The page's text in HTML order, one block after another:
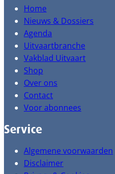
Home
Nieuws & Dossiers
Agenda
Uitvaartbranche
Vakblad Uitvaart
Shop
Over ons
Contact
Voor abonnees
Service
Algemene voorwaarden
Disclaimer